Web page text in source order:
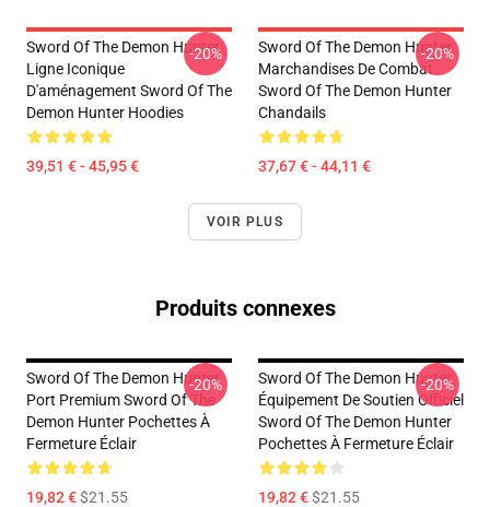
Sword Of The Demon Hunter
Ligne Iconique
D'aménagement Sword Of The
Demon Hunter Hoodies
39,51 € - 45,95 €
-20%
Sword Of The Demon Hunter
Marchandises De Combat
Sword Of The Demon Hunter
Chandails
37,67 € - 44,11 €
-20%
VOIR PLUS
Produits connexes
Sword Of The Demon Hunter
Port Premium Sword Of The
Demon Hunter Pochettes À
Fermeture Éclair
19,82 €$21.55
-20%
Sword Of The Demon Hunter
Équipement De Soutien Officiel
Sword Of The Demon Hunter
Pochettes À Fermeture Éclair
19,82 €$21.55
-20%